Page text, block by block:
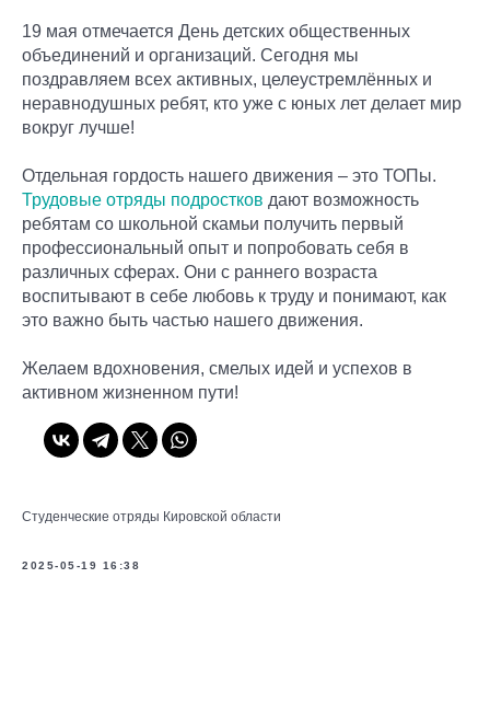
19 мая отмечается День детских общественных
объединений и организаций. Сегодня мы
поздравляем всех активных, целеустремлённых и
неравнодушных ребят, кто уже с юных лет делает мир
вокруг лучше!
Отдельная гордость нашего движения – это ТОПы.
Трудовые отряды подростков дают возможность
ребятам со школьной скамьи получить первый
профессиональный опыт и попробовать себя в
различных сферах. Они с раннего возраста
воспитывают в себе любовь к труду и понимают, как
это важно быть частью нашего движения.
Желаем вдохновения, смелых идей и успехов в
активном жизненном пути!
Студенческие отряды Кировской области
2025-05-19 16:38